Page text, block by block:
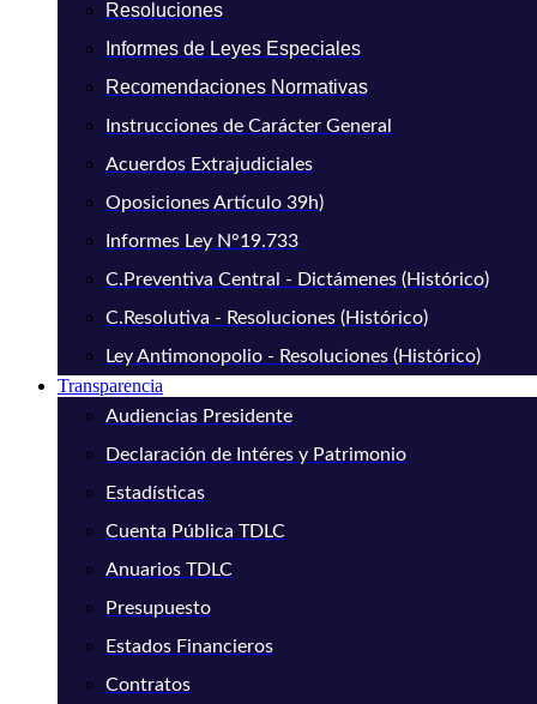
Resoluciones
Informes de Leyes Especiales
Recomendaciones Normativas
Instrucciones de Carácter General
Acuerdos Extrajudiciales
Oposiciones Artículo 39h)
Informes Ley N°19.733
C.Preventiva Central - Dictámenes (Histórico)
C.Resolutiva - Resoluciones (Histórico)
Ley Antimonopolio - Resoluciones (Histórico)
Transparencia
Audiencias Presidente
Declaración de Intéres y Patrimonio
Estadísticas
Cuenta Pública TDLC
Anuarios TDLC
Presupuesto
Estados Financieros
Contratos